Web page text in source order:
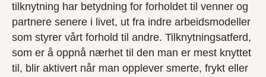
tilknytning har betydning for forholdet til venner og
partnere senere i livet, ut fra indre arbeids­modeller
som styrer vårt forhold til andre. Til­knytningsatferd,
som er å oppnå nærhet til den man er mest knyttet
til, blir aktivert når man opplever smerte, frykt eller